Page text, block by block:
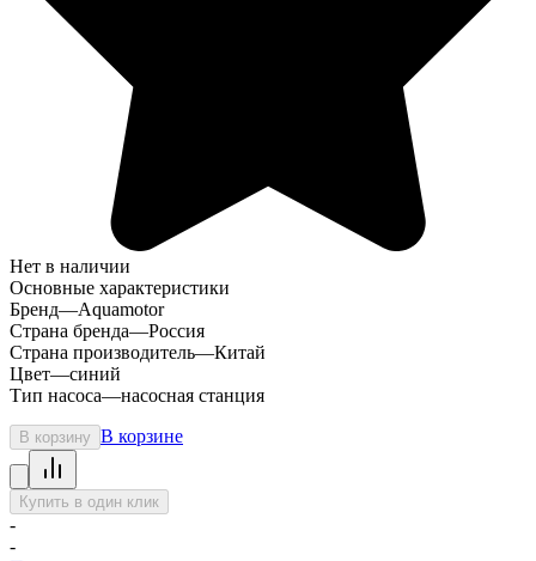
Нет в наличии
Основные характеристики
Бренд—Aquamotor
Страна бренда—Россия
Страна производитель—Китай
Цвет—синий
Тип насоса—насосная станция
В корзину В корзине
Купить в один клик
-
-